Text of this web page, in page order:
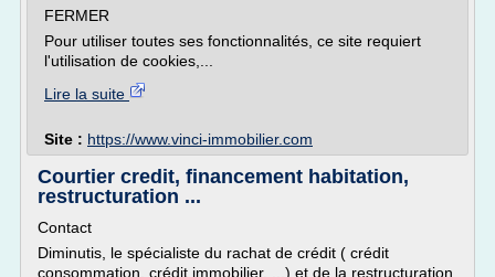
FERMER
Pour utiliser toutes ses fonctionnalités, ce site requiert
l'utilisation de cookies,...
Lire la suite
Site : https://www.vinci-immobilier.com
Courtier credit, financement habitation,
restructuration ...
Contact
Diminutis, le spécialiste du rachat de crédit ( crédit
consommation, crédit immobilier, ...) et de la restructuration